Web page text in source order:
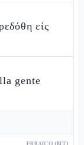
εἰς
gente